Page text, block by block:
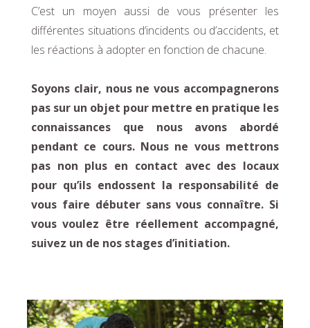
C’est un moyen aussi de vous présenter les
différentes situations d’incidents ou d’accidents, et
les réactions à adopter en fonction de chacune.
Soyons clair, nous ne vous accompagnerons
pas sur un objet pour mettre en pratique les
connaissances que nous avons abordé
pendant ce cours. Nous ne vous mettrons
pas non plus en contact avec des locaux
pour qu’ils endossent la responsabilité de
vous faire débuter sans vous connaître. Si
vous voulez être réellement accompagné,
suivez un de nos stages d’initiation.